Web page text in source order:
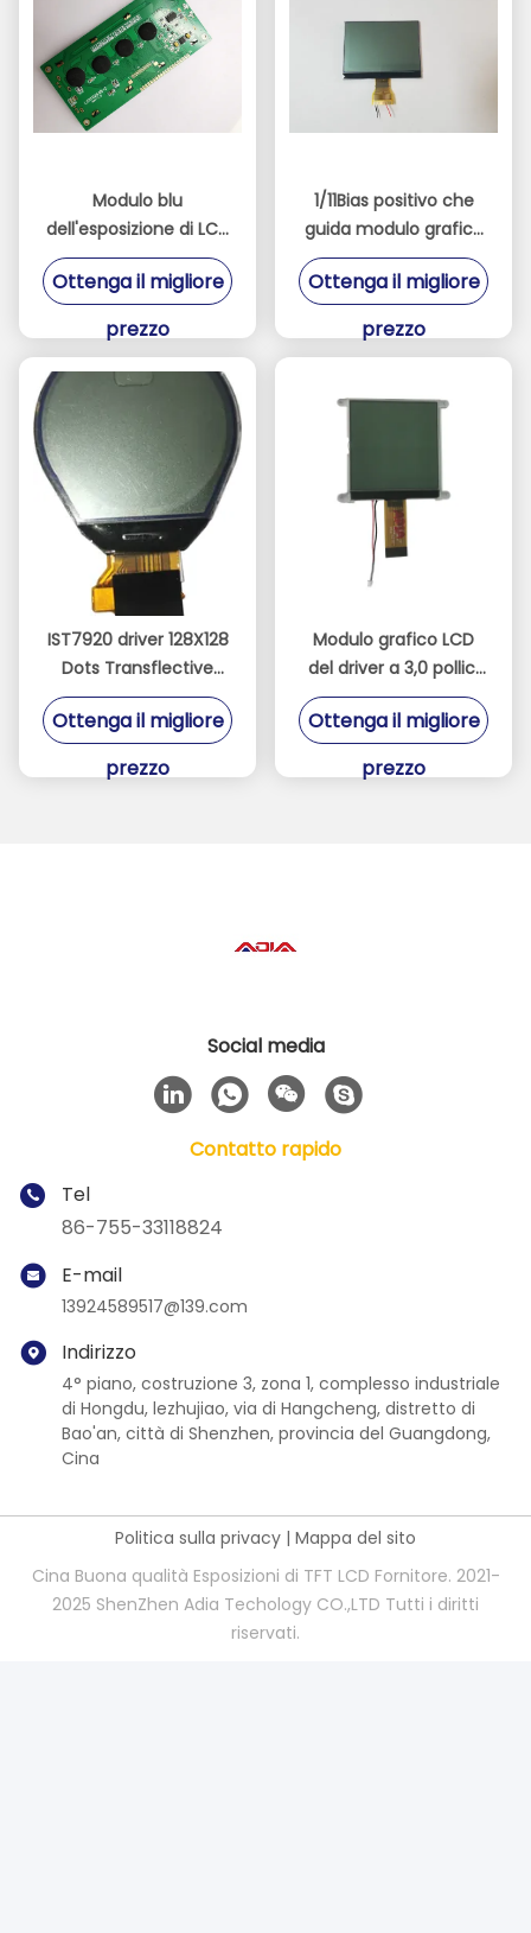
Modulo blu
dell'esposizione di LCD
del driver ST7567
12864 di RoHS per lo
macchina fotografica
Ottenga il migliore
prezzo
1/11Bias positivo che
guida modulo grafico
LCD 240X160 con
l'interfaccia 8bit
Ottenga il migliore
prezzo
IST7920 driver 128X128
Dots Transflective
Color Display
Ottenga il migliore
prezzo
Modulo grafico LCD
del driver a 3,0 pollici
UC1698 con risoluzione
160x160
Ottenga il migliore
prezzo
Social media
Contatto rapido
Tel
86-755-33118824
E-mail
13924589517@139.com
Indirizzo
4° piano, costruzione 3, zona 1, complesso industriale
di Hongdu, lezhujiao, via di Hangcheng, distretto di
Bao'an, città di Shenzhen, provincia del Guangdong,
Cina
Politica sulla privacy | Mappa del sito
Cina Buona qualità Esposizioni di TFT LCD Fornitore. 2021-
2025 ShenZhen Adia Techology CO.,LTD Tutti i diritti
riservati.